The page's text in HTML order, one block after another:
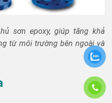
sơn epoxy, giúp tăng khả
từ môi trường bên ngoài và